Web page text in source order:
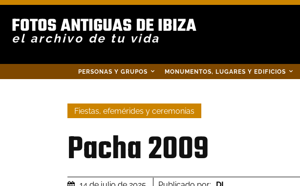
FOTOS ANTIGUAS DE IBIZA
el archivo de tu vida
PERSONAS Y GRUPOS MONUMENTOS, LUGARES Y EDIFICIOS
Fiestas, efemérides y ceremonias
Pacha 2009